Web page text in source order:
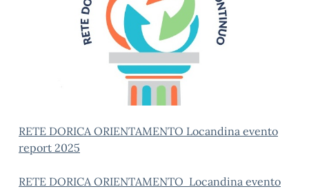
RETE DORICA ORIENTAMENTO Locandina evento
report 2025
RETE DORICA ORIENTAMENTO Locandina evento